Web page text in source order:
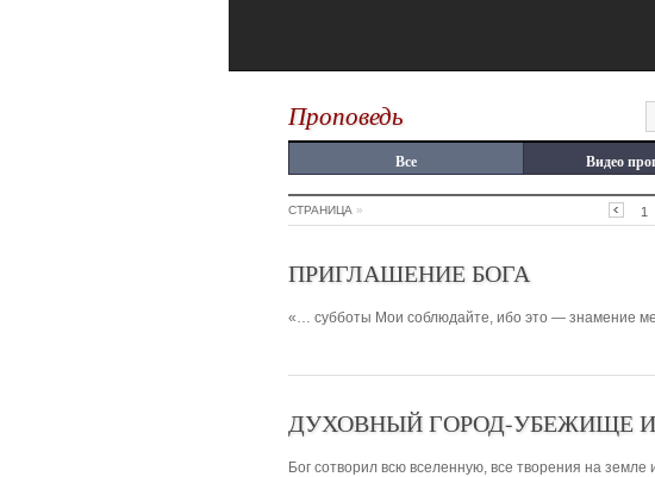
Проповедь
Все Видео
СТРАНИЦА » 1
ПРИГЛАШЕНИЕ БОГА
«… субботы Мои соблюдайте, ибо это — знамение
ДУХОВНЫЙ ГОРОД-УБЕЖИЩЕ
Бог сотворил всю вселенную, все творения на земле